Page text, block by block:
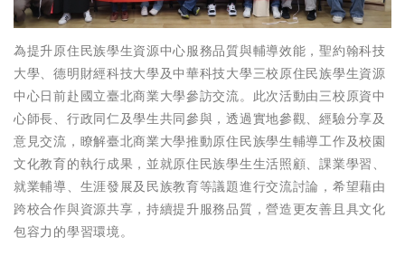
為提升原住民族學生資源中心服務品質與輔導效能，聖約翰科技
大學、德明財經科技大學及中華科技大學三校原住民族學生資源
中心日前赴國立臺北商業大學參訪交流。此次活動由三校原資中
心師長、行政同仁及學生共同參與，透過實地參觀、經驗分享及
意見交流，瞭解臺北商業大學推動原住民族學生輔導工作及校園
文化教育的執行成果，並就原住民族學生生活照顧、課業學習、
就業輔導、生涯發展及民族教育等議題進行交流討論，希望藉由
跨校合作與資源共享，持續提升服務品質，營造更友善且具文化
包容力的學習環境。